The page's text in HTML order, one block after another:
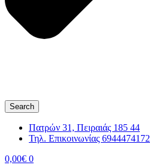
Search
Πατρών 31, Πειραιάς 185 44
Τηλ. Επικοινωνίας 6944474172
0,00€ 0